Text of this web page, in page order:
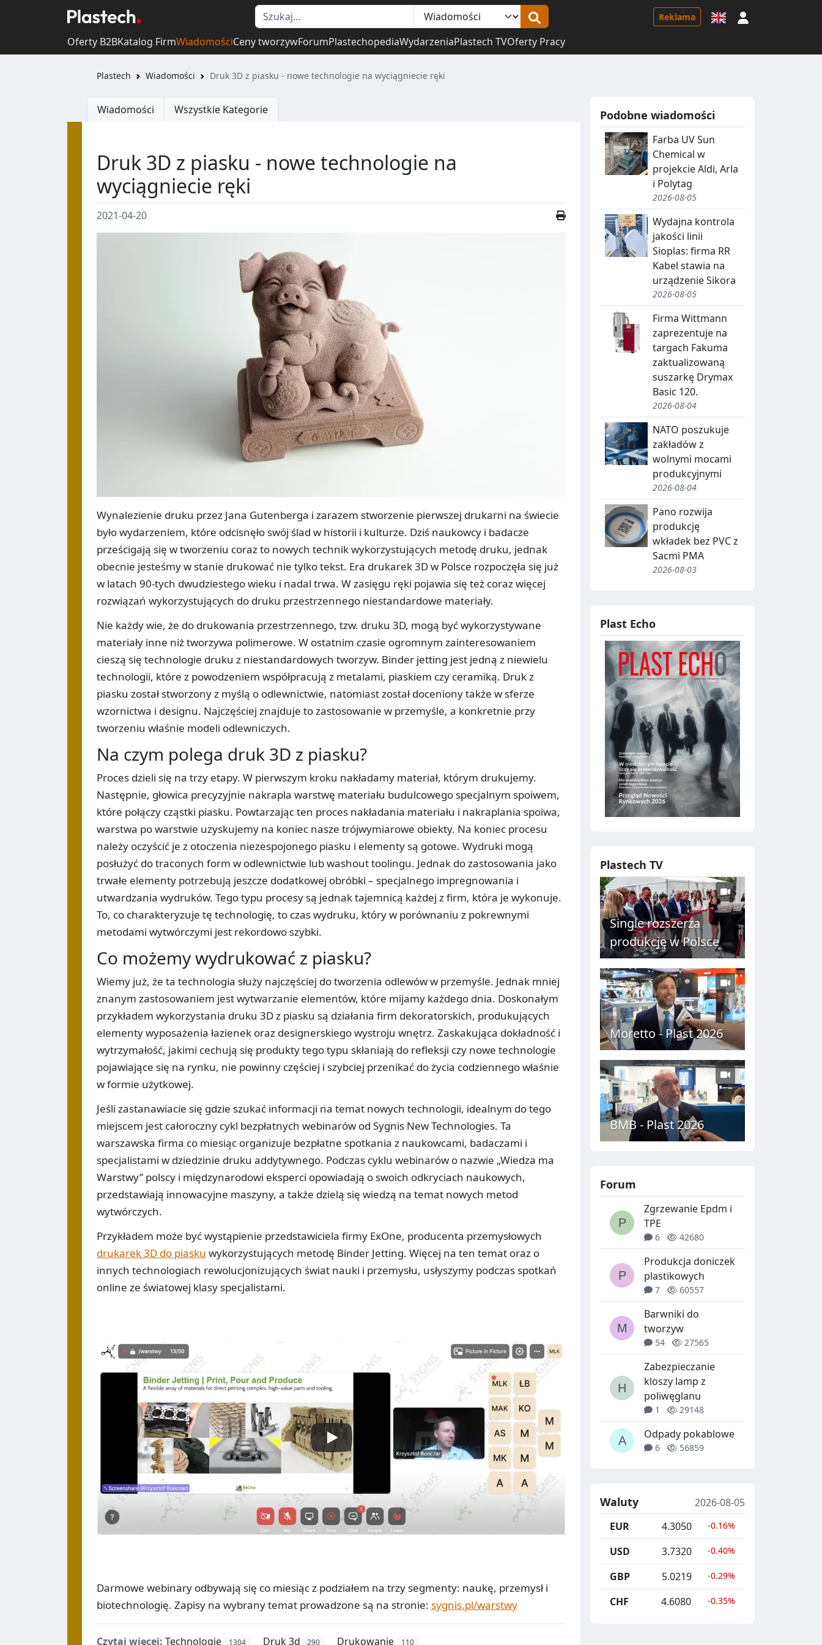
Reklama
Oferty B2BKatalog FirmWiadomościCeny tworzywForumPlastechopediaWydarzeniaPlastech TVOferty Pracy
Plastech Wiadomości Druk 3D z piasku - nowe technologie na wyciągniecie ręki
Wiadomości Wszystkie Kategorie
Druk 3D z piasku - nowe technologie na
wyciągniecie ręki
2021-04-20
Wynalezienie druku przez Jana Gutenberga i zarazem stworzenie pierwszej drukarni na świecie
było wydarzeniem, które odcisnęło swój ślad w historii i kulturze. Dziś naukowcy i badacze
prześcigają się w tworzeniu coraz to nowych technik wykorzystujących metodę druku, jednak
obecnie jesteśmy w stanie drukować nie tylko tekst. Era drukarek 3D w Polsce rozpoczęła się już
w latach 90-tych dwudziestego wieku i nadal trwa. W zasięgu ręki pojawia się też coraz więcej
rozwiązań wykorzystujących do druku przestrzennego niestandardowe materiały.
Nie każdy wie, że do drukowania przestrzennego, tzw. druku 3D, mogą być wykorzystywane
materiały inne niż tworzywa polimerowe. W ostatnim czasie ogromnym zainteresowaniem
cieszą się technologie druku z niestandardowych tworzyw. Binder jetting jest jedną z niewielu
technologii, które z powodzeniem współpracują z metalami, piaskiem czy ceramiką. Druk z
piasku został stworzony z myślą o odlewnictwie, natomiast został doceniony także w sferze
wzornictwa i designu. Najczęściej znajduje to zastosowanie w przemyśle, a konkretnie przy
tworzeniu właśnie modeli odlewniczych.
Na czym polega druk 3D z piasku?
Proces dzieli się na trzy etapy. W pierwszym kroku nakładamy materiał, którym drukujemy.
Następnie, głowica precyzyjnie nakrapla warstwę materiału budulcowego specjalnym spoiwem,
które połączy cząstki piasku. Powtarzając ten proces nakładania materiału i nakraplania spoiwa,
warstwa po warstwie uzyskujemy na koniec nasze trójwymiarowe obiekty. Na koniec procesu
należy oczyścić je z otoczenia niezespojonego piasku i elementy są gotowe. Wydruki mogą
posłużyć do traconych form w odlewnictwie lub washout toolingu. Jednak do zastosowania jako
trwałe elementy potrzebują jeszcze dodatkowej obróbki – specjalnego impregnowania i
utwardzania wydruków. Tego typu procesy są jednak tajemnicą każdej z firm, która je wykonuje.
To, co charakteryzuje tę technologię, to czas wydruku, który w porównaniu z pokrewnymi
metodami wytwórczymi jest rekordowo szybki.
Co możemy wydrukować z piasku?
Wiemy już, że ta technologia służy najczęściej do tworzenia odlewów w przemyśle. Jednak mniej
znanym zastosowaniem jest wytwarzanie elementów, które mijamy każdego dnia. Doskonałym
przykładem wykorzystania druku 3D z piasku są działania firm dekoratorskich, produkujących
elementy wyposażenia łazienek oraz designerskiego wystroju wnętrz. Zaskakująca dokładność i
wytrzymałość, jakimi cechują się produkty tego typu skłaniają do refleksji czy nowe technologie
pojawiające się na rynku, nie powinny częściej i szybciej przenikać do życia codziennego właśnie
w formie użytkowej.
Jeśli zastanawiacie się gdzie szukać informacji na temat nowych technologii, idealnym do tego
miejscem jest całoroczny cykl bezpłatnych webinarów od Sygnis New Technologies. Ta
warszawska firma co miesiąc organizuje bezpłatne spotkania z naukowcami, badaczami i
specjalistami w dziedzinie druku addytywnego. Podczas cyklu webinarów o nazwie „Wiedza ma
Warstwy” polscy i międzynarodowi eksperci opowiadają o swoich odkryciach naukowych,
przedstawiają innowacyjne maszyny, a także dzielą się wiedzą na temat nowych metod
wytwórczych.
Przykładem może być wystąpienie przedstawiciela firmy ExOne, producenta przemysłowych
drukarek 3D do piasku wykorzystujących metodę Binder Jetting. Więcej na ten temat oraz o
innych technologiach rewolucjonizujących świat nauki i przemysłu, usłyszymy podczas spotkań
online ze światowej klasy specjalistami.
Darmowe webinary odbywają się co miesiąc z podziałem na trzy segmenty: naukę, przemysł i
biotechnologię. Zapisy na wybrany temat prowadzone są na stronie: sygnis.pl/warstwy
Czytaj więcej: Technologie 1304 Druk 3d 290 Drukowanie 110
Podobne wiadomości
Farba UV Sun
Chemical w
projekcie Aldi, Arla
i Polytag
2026-08-05
Wydajna kontrola
jakości linii
Sioplas: firma RR
Kabel stawia na
urządzenie Sikora
2026-08-05
Firma Wittmann
zaprezentuje na
targach Fakuma
zaktualizowaną
suszarkę Drymax
Basic 120.
2026-08-04
NATO poszukuje
zakładów z
wolnymi mocami
produkcyjnymi
2026-08-04
Pano rozwija
produkcję
wkładek bez PVC z
Sacmi PMA
2026-08-03
Plast Echo
Plastech TV
Single rozszerza
produkcję w Polsce
Moretto - Plast 2026
BMB - Plast 2026
Forum
Zgrzewanie Epdm i
TPE
6 42680
Produkcja doniczek
plastikowych
7 60557
Barwniki do
tworzyw
54 27565
Zabezpieczanie
kloszy lamp z
poliwęglanu
1 29148
Odpady pokablowe
6 56859
Waluty
2026-08-05
EUR
4.3050 -0.16%
USD 3.7320 -0.40%
GBP 5.0219 -0.29%
CHF 4.6080 -0.35%